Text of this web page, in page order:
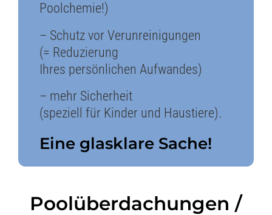
Poolchemie!)
– Schutz vor Verunreinigungen
(= Reduzierung
Ihres persönlichen Aufwandes)
– mehr Sicherheit
(speziell für Kinder und Haustiere).
Eine glasklare Sache!
Poolüberdachungen /